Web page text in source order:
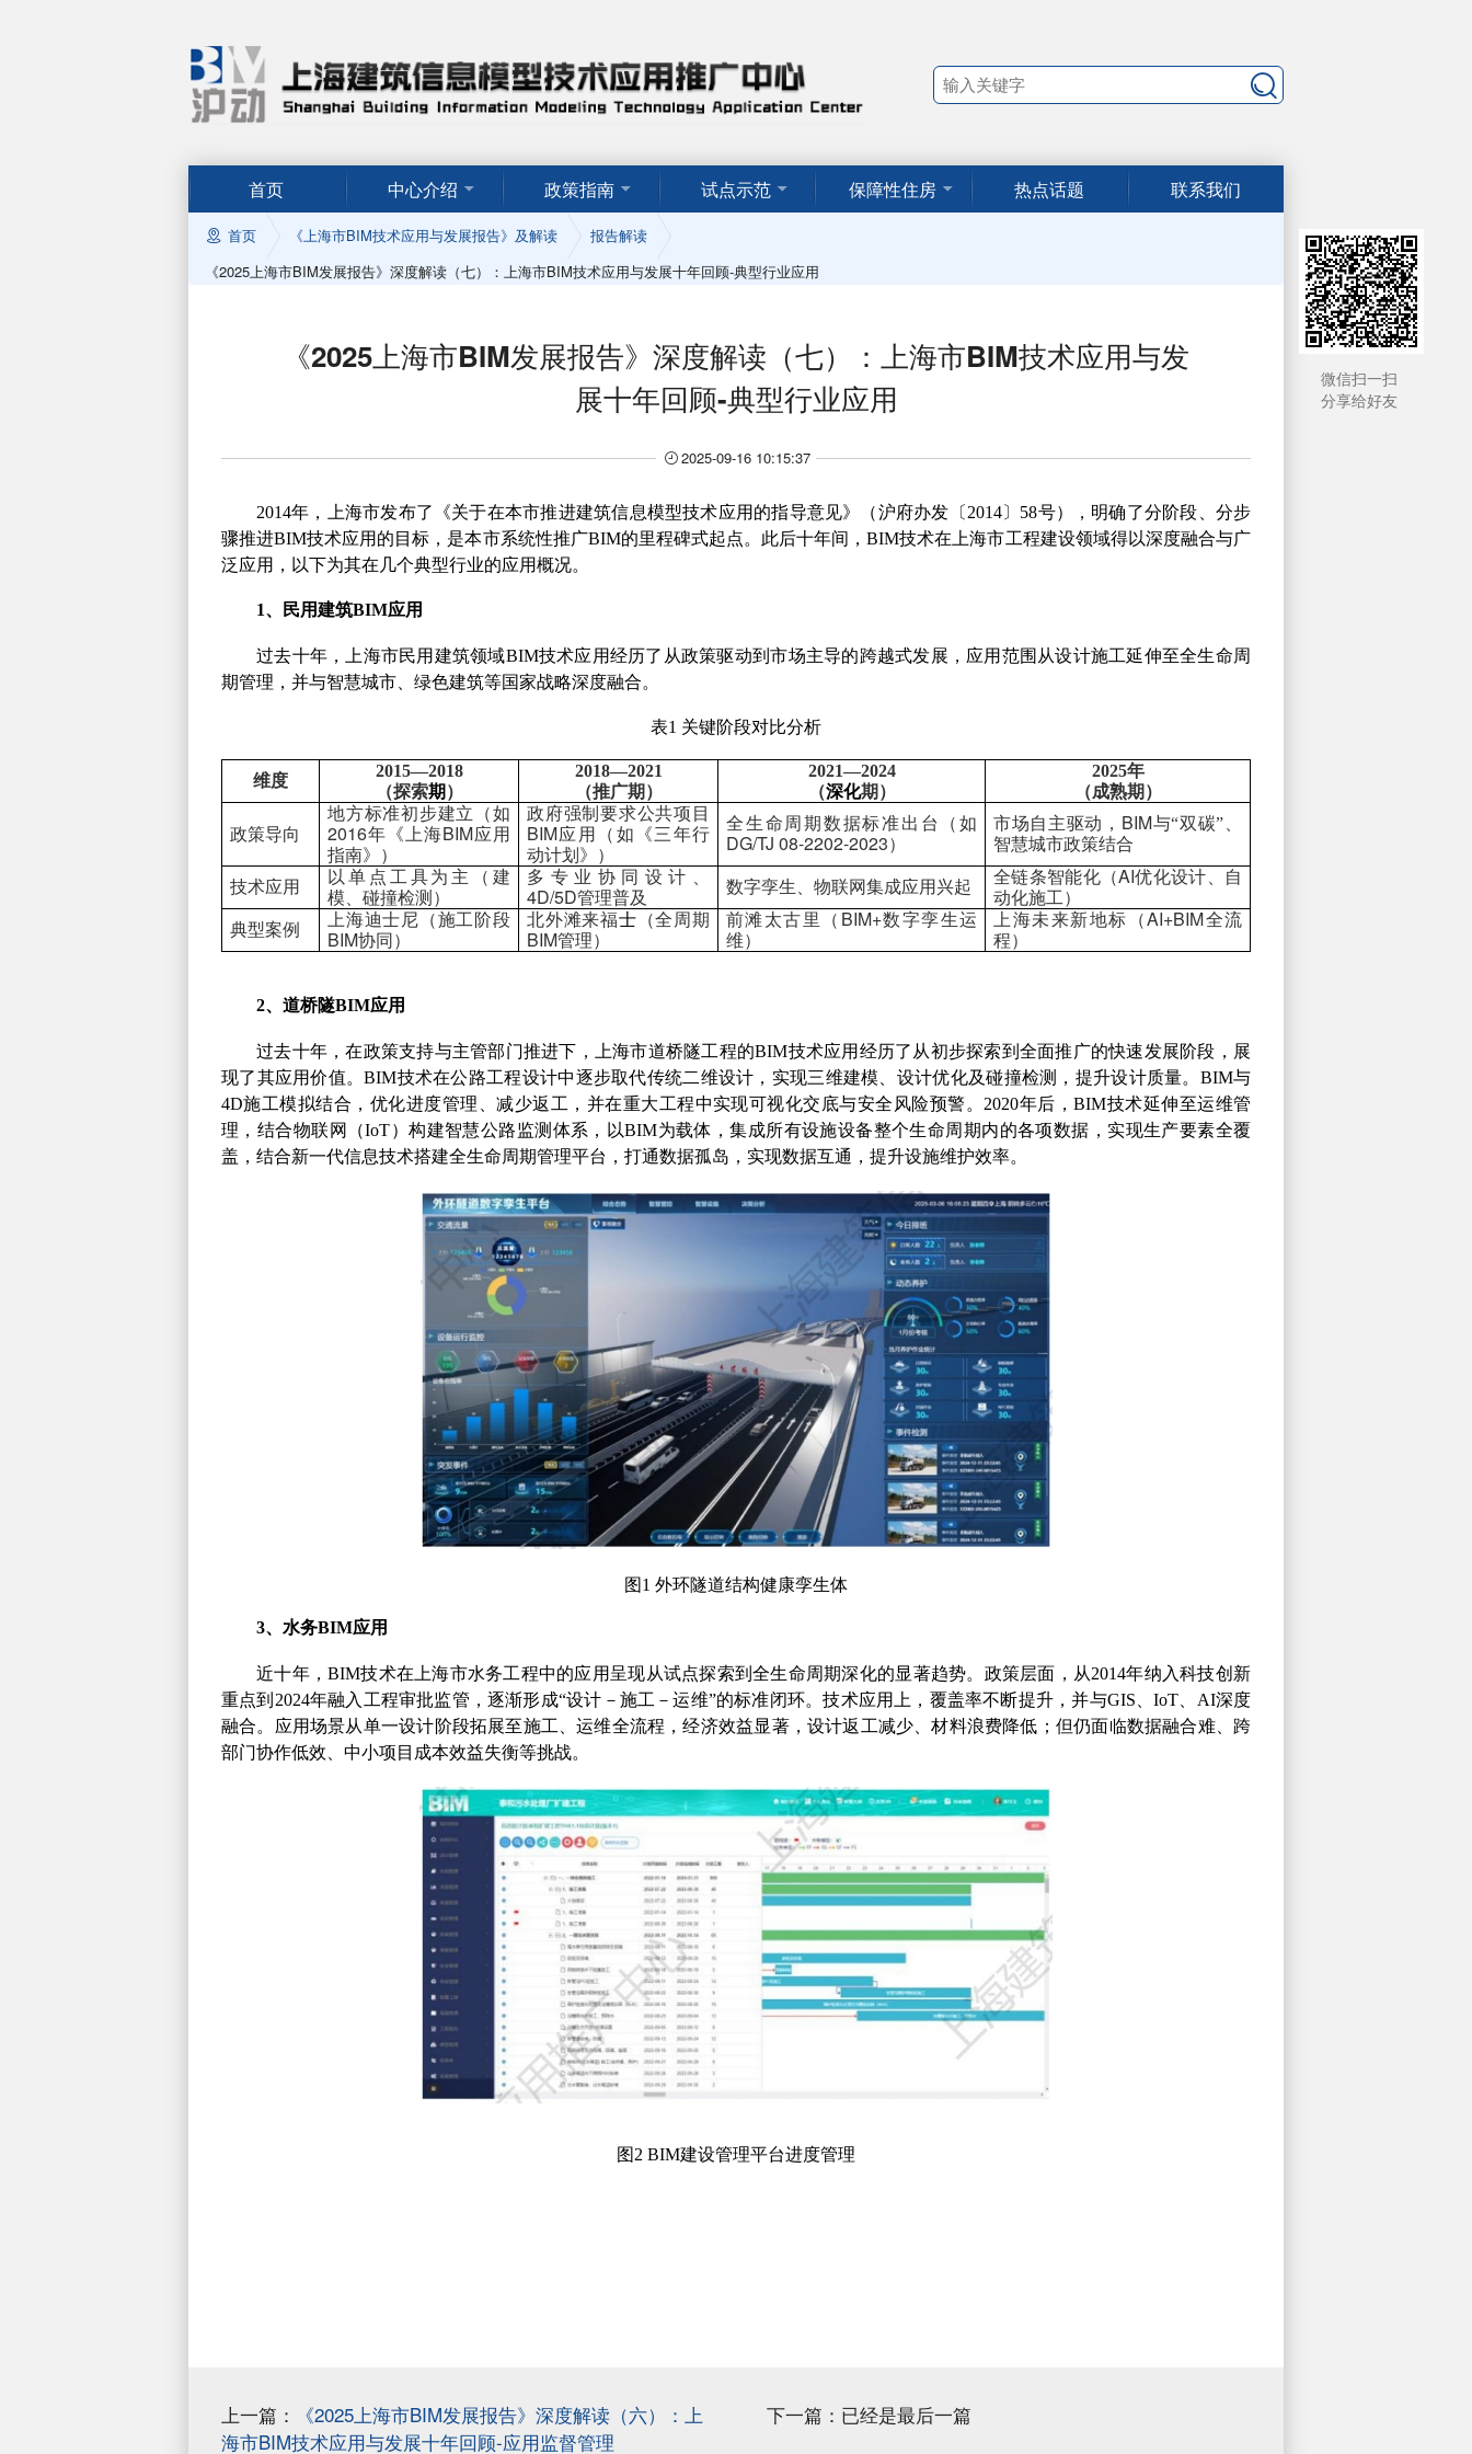
首页 中心介绍 政策指南 试点示范 保障性住房 热点话题 联系我们
首页 《上海市BIM技术应用与发展报告》及解读
报告解读
《2025上海市BIM发展报告》深度解读（七）：上海市BIM技术应用与发展十年回顾-典型行业应用
《2025上海市BIM发展报告》深度解读（七）：上海市BIM技术应用与发
展十年回顾-典型行业应用
2025-09-16 10:15:37
2014年，上海市发布了《关于在本市推进建筑信息模型技术应用的指导意见》（沪府办发〔 2014〕 58号），明确了分阶段、分步
骤推进BIM技术应用的目标，是本市系统性推广BIM的里程碑式起点。此后十年间，BIM技术在上海市工程建设领域得以深度融合与广
泛应用，以下为其在几个典型行业的应用概况。
1、民用建筑BIM应用
过去十年，上海市民用建筑领域BIM技术应用经历了从政策驱动到市场主导的跨越式发展，应用范围从设计施工延伸至全生命周
期管理，并与智慧城市、绿色建筑等国家战略深度融合。
表1 关键阶段对比分析
维度
2015—2018
（探索期 ）
2018—2021
（推广期）
2021—2024
（深化期）
2025年
（成熟期）
政策导向
地方标准初步建立（如
2016年《上海BIM应用
指南》）
政府强制要求公共项目
BIM应用（如《三年行
动计划》）
全生命周期数据标准出台（如
DG/TJ 08-2202-2023）
市场自主驱动， BIM与“双碳”、
智慧城市政策结合
技术应用
以单点工具为主（建
模、碰撞检测）
多专业协同设计、
4D/5D管理普及
数字孪生、物联网集成应用兴起
全链条智能化（AI优化设计、自
动化施工）
典型案例
上海迪士尼（施工阶段
BIM协同）
北外滩来福士 （全周期
BIM管理）
前滩太古里（ BIM+数字孪生运
维）
上海未来新地标（AI+BIM全流
程）
2、道桥隧BIM应用
过去十年，在政策支持与主管部门推进下，上海市道桥隧工程的BIM技术应用经历了从初步探索到全面推广的快速发展阶段，展
现了其应用价值。BIM技术在公路工程设计中逐步取代传统二维设计，实现三维建模、设计优化及碰撞检测，提升设计质量。 BIM与
4D施工模拟结合，优化进度管理、减少返工，并在重大工程中实现可视化交底与安全风险预警。 2020年后，BIM技术延伸至运维管
理，结合物联网（IoT）构建智慧公路监测体系，以BIM为载体，集成所有设施设备整个生命周期内的各项数据，实现生产要素全覆
盖，结合新一代信息技术搭建全生命周期管理平台，打通数据孤岛，实现数据互通，提升设施维护效率。
图1 外环隧道结构健康孪生体
3、水务BIM应用
近十年，BIM技术在上海市水务工程中的应用呈现从试点探索到全生命周期深化的显著趋势。政策层面，从2014年纳入科技创新
重点到 2024年融入工程审批监管，逐渐形成“设计－施工－运维”的标准闭环。技术应用上，覆盖率不断提升，并与GIS 、IoT AI深度
融合。应用场景从单一设计阶段拓展至施工、运维全流程，经济效益显著，设计返工减少、材料浪费降低；但仍面临数据融合难、跨
部门协作低效、中小项目成本效益失衡等挑战。
图2 BIM建设管理平台进度管理
上一篇：
《2025上海市BIM发展报告》深度解读（六）：上
海市BIM技术应用与发展十年回顾-应用监督管理
下一篇：已经是最后一篇
微信扫一扫
分享给好友